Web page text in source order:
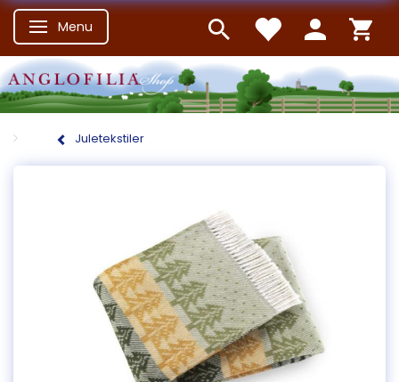
Skifte navigation
Menu
Juletekstiler